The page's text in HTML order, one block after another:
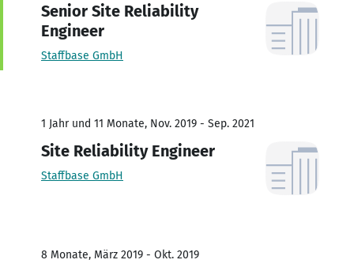
Senior Site Reliability
Engineer
Staffbase GmbH
1 Jahr und 11 Monate, Nov. 2019 - Sep. 2021
Site Reliability Engineer
Staffbase GmbH
8 Monate, März 2019 - Okt. 2019